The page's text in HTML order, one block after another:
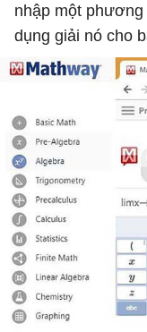
nhập một
dụng giải nó cho